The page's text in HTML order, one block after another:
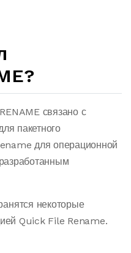
связано с
пакетного
для операционной
некоторые
Quick File Rename.